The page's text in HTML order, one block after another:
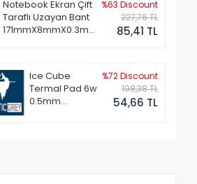
Notebook Ekran Çift
Taraflı Uzayan Bant
171mmX8mmX0.3mm
%63 Discount
227,76 TL
85,41 TL
Ice Cube
Termal Pad 6w
0.5mm
%72 Discount
198,38 TL
54,66 TL